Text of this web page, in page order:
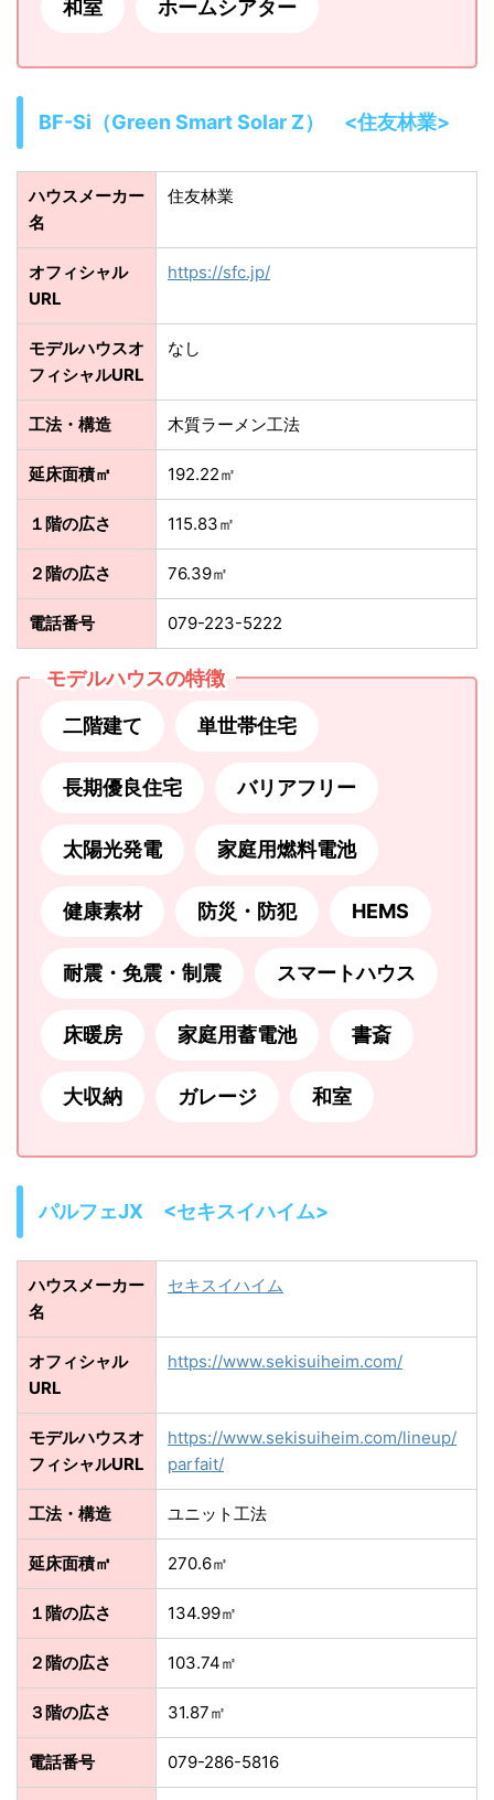
和室 ホームシアター
BF-Si（Green Smart Solar Z） <住友林業>
ハウスメーカー
名
住友林業
オフィシャル
URL
https://sfc.jp/
モデルハウスオ
フィシャルURL
なし
工法・構造 木質ラーメン工法
延床面積㎡ 192.22㎡
１階の広さ 115.83㎡
２階の広さ 76.39㎡
電話番号 079-223-5222
モデルハウスの特徴
二階建て 単世帯住宅
長期優良住宅 バリアフリー
太陽光発電 家庭用燃料電池
健康素材 防災・防犯 HEMS
耐震・免震・制震 スマートハウス
床暖房 家庭用蓄電池 書斎
大収納 ガレージ 和室
パルフェJX <セキスイハイム>
ハウスメーカー
名
セキスイハイム
オフィシャル
URL
https://www.sekisuiheim.com/
モデルハウスオ
フィシャルURL
https://www.sekisuiheim.com/lineup/
parfait/
工法・構造 ユニット工法
延床面積㎡ 270.6㎡
１階の広さ 134.99㎡
２階の広さ 103.74㎡
３階の広さ 31.87㎡
電話番号 079-286-5816